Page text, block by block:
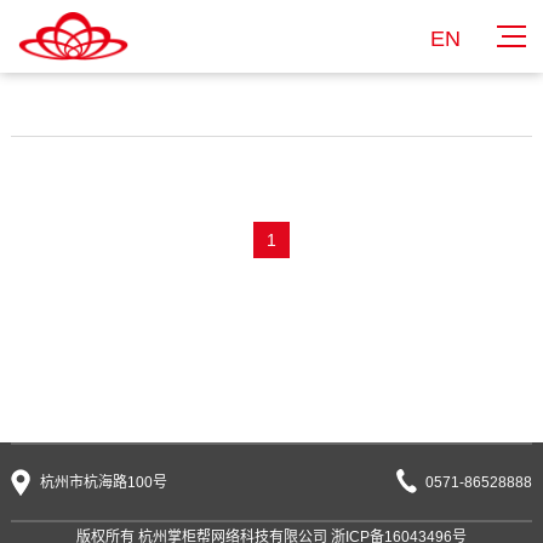
EN
1
杭州市杭海路100号 0571-86528888
版权所有 杭州掌柜帮网络科技有限公司 浙ICP备16043496号